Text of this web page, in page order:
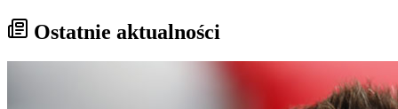
Ostatnie aktualności